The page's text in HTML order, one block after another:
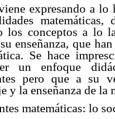
expresando a lo
los conceptos a lo
enseñanza, que
Se hace
un enfoque
pero que a su
y la enseñanza de la
matemáticas: lo